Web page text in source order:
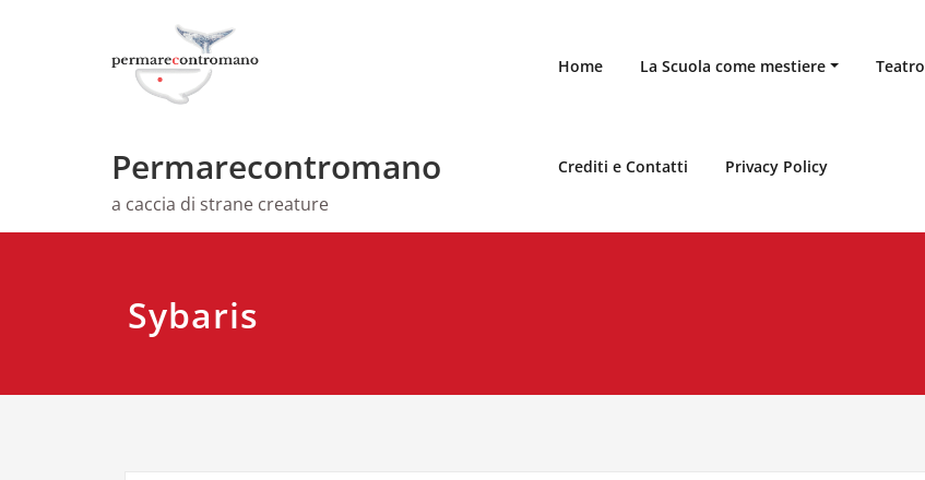
Permarecontromano
a caccia di strane creature
Home La Scuola come mestiere Teatro
Crediti e Contatti Privacy Policy
Sybaris